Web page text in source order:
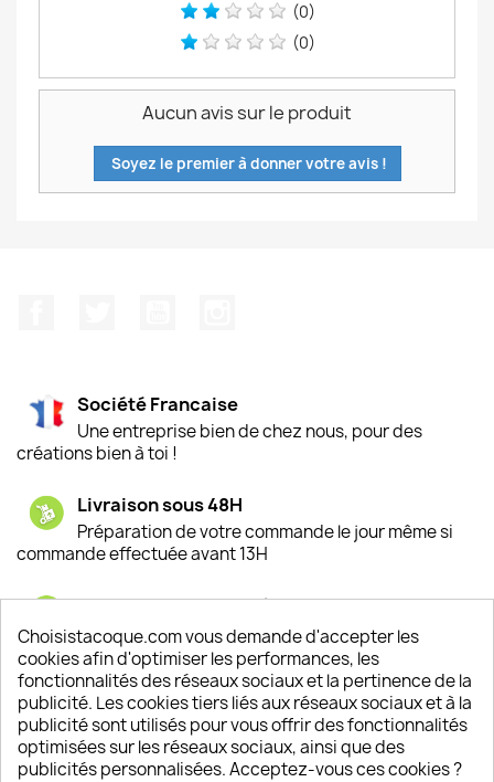
(0)
(0)
Aucun avis sur le produit
Soyez le premier à donner votre avis !
Société Francaise
Une entreprise bien de chez nous, pour des
créations bien à toi !
Livraison sous 48H
Préparation de votre commande le jour même si
commande effectuée avant 13H
Satisfaction de nos clients
Depuis 2009, entre 92% et 94% de nos clients
sont satisfaits de nos produits
Un SAV à votre écoute
Notre SAV est disponible 6/7J de 10h à 18H
Choisistacoque.com vous demande d'accepter les
cookies afin d'optimiser les performances, les
fonctionnalités des réseaux sociaux et la pertinence de la
publicité. Les cookies tiers liés aux réseaux sociaux et à la
publicité sont utilisés pour vous offrir des fonctionnalités
optimisées sur les réseaux sociaux, ainsi que des
publicités personnalisées. Acceptez-vous ces cookies ?